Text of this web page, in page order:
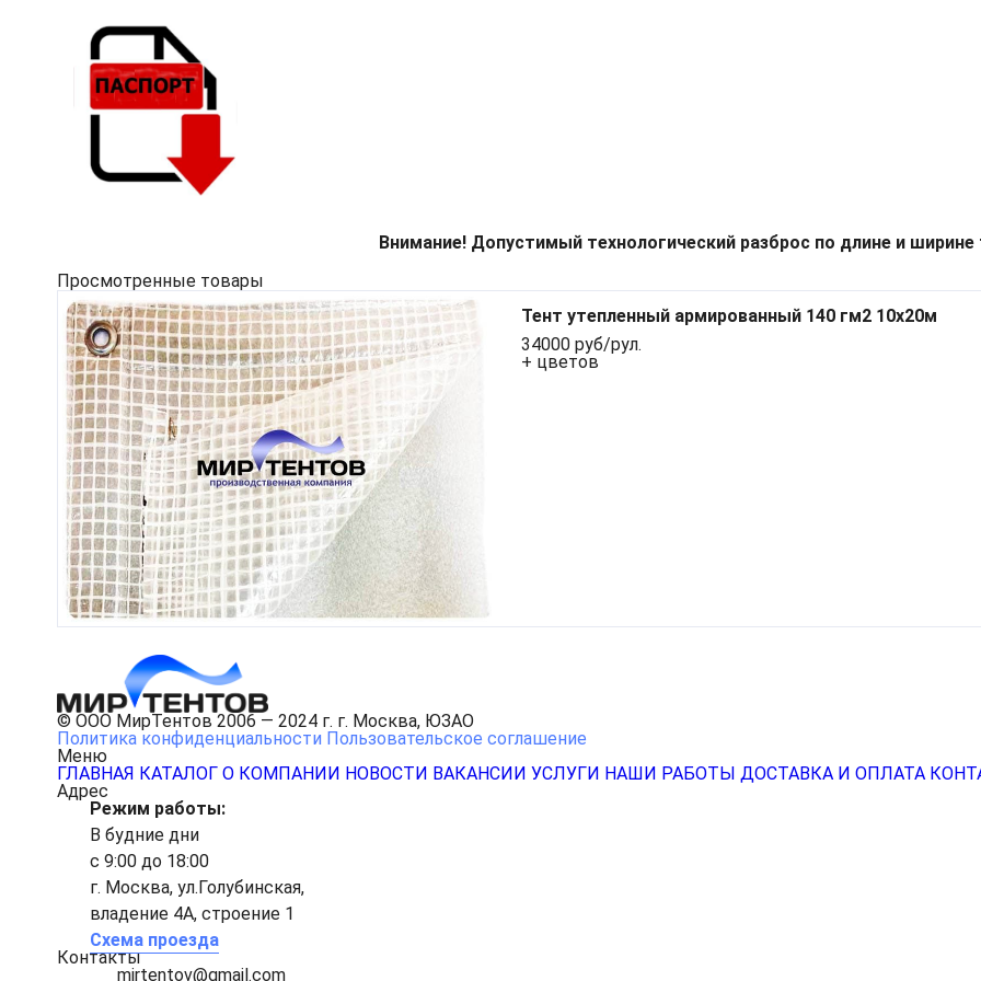
Внимание! Допустимый технологический разброс по длине и ширине
Просмотренные товары
Тент утепленный армированный 140 гм2 10х20м
34000 руб/рул.
+ цветов
© ООО МирТентов 2006 — 2024 г. г. Москва, ЮЗАО
Политика конфиденциальности Пользовательское соглашение
Меню
ГЛАВНАЯ КАТАЛОГ О КОМПАНИИ НОВОСТИ ВАКАНСИИ УСЛУГИ НАШИ РАБОТЫ ДОСТАВКА И ОПЛАТА
Адрес
Режим работы:
В будние дни
с 9:00 до 18:00
г. Москва, ул.Голубинская,
владение 4А, строение 1
Схема проезда
Контакты
mirtentov@gmail.com